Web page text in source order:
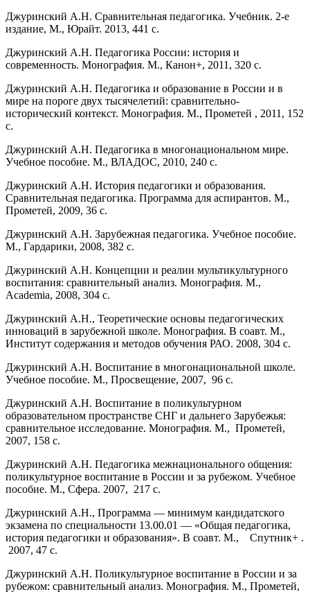
Джуринский А.Н. Сравнительная педагогика. Учебник. 2-е
издание, М., Юрайт. 2013, 441 с.
Джуринский А.Н. Педагогика России: история и
современность. Монография. М., Канон+, 2011, 320 с.
Джуринский А.Н. Педагогика и образование в России и в
мире на пороге двух тысячелетий: сравнительно-
исторический контекст. Монография. М., Прометей , 2011, 152
с.
Джуринский А.Н. Педагогика в многонациональном мире.
Учебное пособие. М., ВЛАДОС, 2010, 240 с.
Джуринский А.Н. История педагогики и образования.
Сравнительная педагогика. Программа для аспирантов. М.,
Прометей, 2009, 36 с.
Джуринский А.Н. Зарубежная педагогика. Учебное пособие.
М., Гардарики, 2008, 382 с.
Джуринский А.Н. Концепции и реалии мультикультурного
воспитания: сравнительный анализ. Монография. М.,
Academia, 2008, 304 с.
Джуринский А.Н., Теоретические основы педагогических
инноваций в зарубежной школе. Монография. В соавт. М.,
Институт содержания и методов обучения РАО. 2008, 304 с.
Джуринский А.Н. Воспитание в многонациональной школе.
Учебное пособие. М., Просвещение, 2007, 96 с.
Джуринский А.Н. Воспитание в поликультурном
образовательном пространстве СНГ и дальнего Зарубежья:
сравнительное исследование. Монография. М., Прометей,
2007, 158 с.
Джуринский А.Н. Педагогика межнационального общения:
поликультурное воспитание в России и за рубежом. Учебное
пособие. М., Сфера. 2007, 217 с.
Джуринский А.Н., Программа — минимум кандидатского
экзамена по специальности 13.00.01 — «Общая педагогика,
история педагогики и образования». В соавт. М., Спутник+ .
2007, 47 с.
Джуринский А.Н. Поликультурное воспитание в России и за
рубежом: сравнительный анализ. Монография. М., Прометей,